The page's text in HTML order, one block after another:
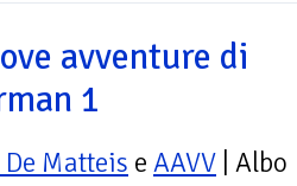
avventure di
1
De Matteis e AAVV | Albo